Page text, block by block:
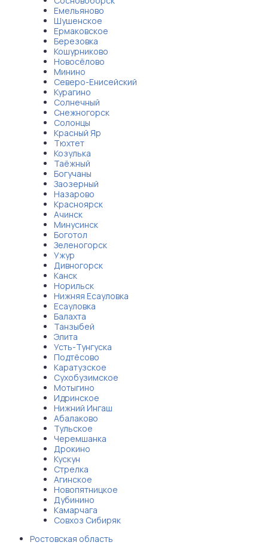
Емельяново
Шушенское
Ермаковское
Березовка
Кошурниково
Новосёлово
Минино
Северо-Енисейский
Курагино
Солнечный
Снежногорск
Солонцы
Красный Яр
Тюхтет
Козулька
Таёжный
Богучаны
Заозерный
Назарово
Красноярск
Ачинск
Минусинск
Боготол
Зеленогорск
Ужур
Дивногорск
Канск
Норильск
Нижняя Есауловка
Есауловка
Балахта
Танзыбей
Элита
Усть-Тунгуска
Подтёсово
Каратузское
Сухобузимское
Мотыгино
Идринское
Нижний Ингаш
Абалаково
Тульское
Черемшанка
Дрокино
Кускун
Стрелка
Агинское
Новопятницкое
Дубинино
Камарчага
Совхоз Сибиряк
Ростовская область